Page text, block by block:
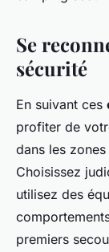
Se
sécurité
En suivant ces
profiter de
dans les
Choisissez
utilisez des
premiers